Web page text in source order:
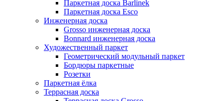
Паркетная доска Barlinek
Паркетная доска Esco
Инженерная доска
Grosso инженерная доска
Bonnard инженерная доска
Художественный паркет
Геометрический модульный паркет
Бордюры паркетные
Розетки
Паркетная ёлка
Террасная доска